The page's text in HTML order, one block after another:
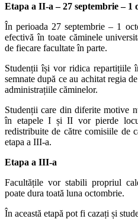
Etapa a II-a – 27 septembrie – 1
În perioada 27 septembrie – 1
efectivă în toate căminele
de fiecare facultate în parte.
Studenții își vor ridica repartițiile
semnate după ce au achitat regia
administrațiile căminelor.
Studenții care din diferite motive
în etapele I și II vor pierde
redistribuite de către comisiile de
etapa a III-a.
Etapa a III-a
Facultățile vor stabili propriul
poate dura toată luna octombrie.
În această etapă pot fi cazați și